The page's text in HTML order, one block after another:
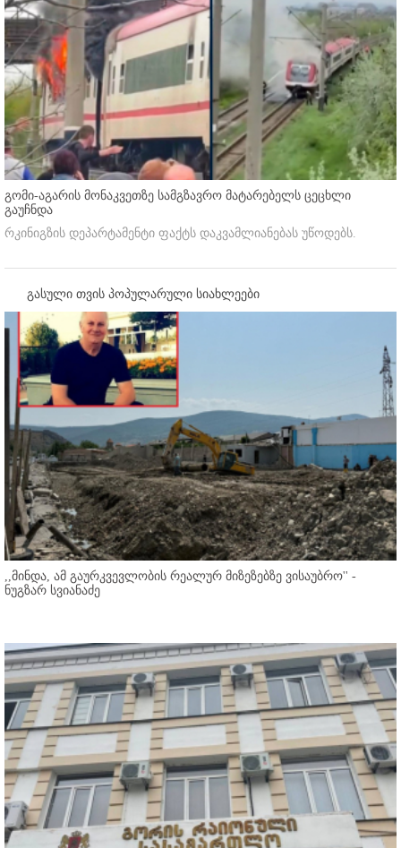
გომი-აგარის მონაკვეთზე სამგზავრო მატარებელს ცეცხლი
გაუჩნდა
რკინიგზის დეპარტამენტი ფაქტს დაკვამლიანებას უწოდებს.
გასული თვის პოპულარული სიახლეები
,,მინდა, ამ გაურკვევლობის რეალურ მიზეზებზე ვისაუბრო'' -
ნუგზარ სვიანაძე